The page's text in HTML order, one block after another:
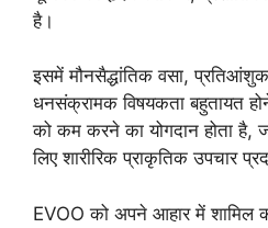
है।
इसमें मौनसैद्धांतिक वसा,
धनसंक्रामक विषयकता बहुतायत
को कम करने का योगदान होता है,
लिए शारीरिक प्राकृतिक उपचार
EVOO को अपने आहार में शामिल